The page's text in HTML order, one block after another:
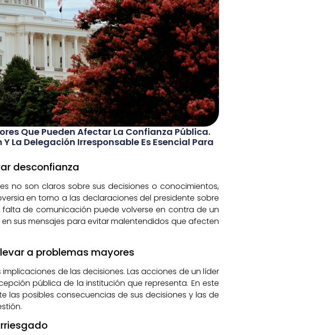
Que Pueden Afectar La Confianza Pública.
La Delegación Irresponsable Es Esencial Para
desconfianza
no son claros sobre sus decisiones o conocimientos,
en torno a las declaraciones del presidente sobre
de comunicación puede volverse en contra de un
sus mensajes para evitar malentendidos que afecten
a problemas mayores
de las decisiones. Las acciones de un líder
pública de la institución que representa. En este
posibles consecuencias de sus decisiones y las de